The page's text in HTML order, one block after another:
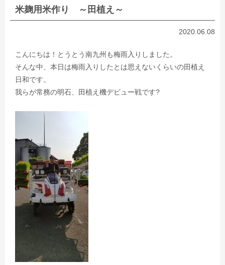
米麹用米作り ～田植え～
2020.06.08
こんにちは！とうとう南九州も梅雨入りしました。
そんな中、本日は梅雨入りしたとは思えないくらいの田植え
日和です。
我らが常務の明石、田植え機デビュー戦です?